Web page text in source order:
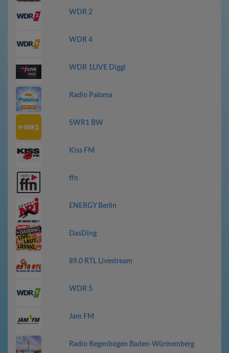
WDR 2
WDR 4
WDR 1LIVE Diggi
Radio Paloma
SWR1 BW
Kiss FM
ffn
ENERGY Berlin
DasDing
89.0 RTL Livestream
WDR 5
Jam FM
Radio Regenbogen Baden-Württemberg